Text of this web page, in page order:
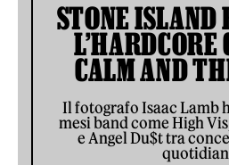
STONE ISLAND
L’HARDCORE
CALM AND
Il fotografo Isaac Lamb
mesi band come High
e Angel Du$t tra